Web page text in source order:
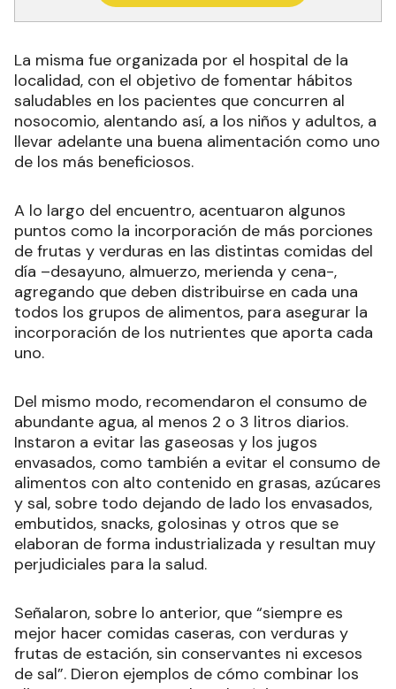
La misma fue organizada por el hospital de la
localidad, con el objetivo de fomentar hábitos
saludables en los pacientes que concurren al
nosocomio, alentando así, a los niños y adultos, a
llevar adelante una buena alimentación como uno
de los más beneficiosos.
A lo largo del encuentro, acentuaron algunos
puntos como la incorporación de más porciones
de frutas y verduras en las distintas comidas del
día –desayuno, almuerzo, merienda y cena-,
agregando que deben distribuirse en cada una
todos los grupos de alimentos, para asegurar la
incorporación de los nutrientes que aporta cada
uno.
Del mismo modo, recomendaron el consumo de
abundante agua, al menos 2 o 3 litros diarios.
Instaron a evitar las gaseosas y los jugos
envasados, como también a evitar el consumo de
alimentos con alto contenido en grasas, azúcares
y sal, sobre todo dejando de lado los envasados,
embutidos, snacks, golosinas y otros que se
elaboran de forma industrializada y resultan muy
perjudiciales para la salud.
Señalaron, sobre lo anterior, que “siempre es
mejor hacer comidas caseras, con verduras y
frutas de estación, sin conservantes ni excesos
de sal”. Dieron ejemplos de cómo combinar los